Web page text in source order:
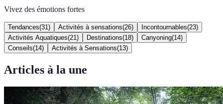
Vivez des émotions fortes
Tendances(31 ) Activités à sensations(26) Incontournables(23)
Activités Aquatiques(21 ) Destinations(18) Canyoning(14)
Conseils(14) Activités à Sensations(13)
Articles à la une